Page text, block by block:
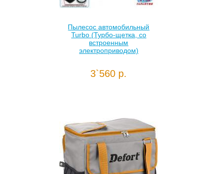
Пылесос автомобильный
Turbo (Турбо-щетка, со
встроенным
электроприводом)
3`560 р.